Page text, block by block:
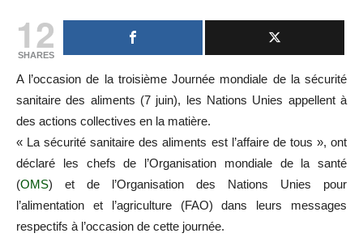
12
SHARES
A l’occasion de la troisième Journée mondiale de la sécurité
sanitaire des aliments (7 juin), les Nations Unies appellent à
des actions collectives en la matière.
« La sécurité sanitaire des aliments est l’affaire de tous », ont
déclaré les chefs de l’Organisation mondiale de la santé
(OMS) et de l’Organisation des Nations Unies pour
l’alimentation et l’agriculture (FAO) dans leurs messages
respectifs à l’occasion de cette journée.